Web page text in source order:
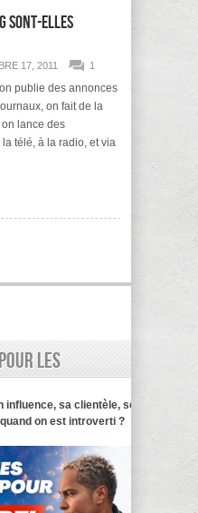
sont-elles
17, 2011 1
publie des annonces
on fait de la
lance des
télé, à la radio, et via
les
sa clientèle, son
on est introverti ?